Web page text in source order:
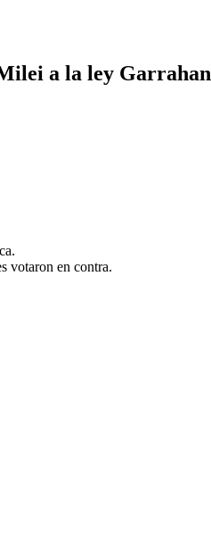
a la ley Garrahan
votaron en contra.